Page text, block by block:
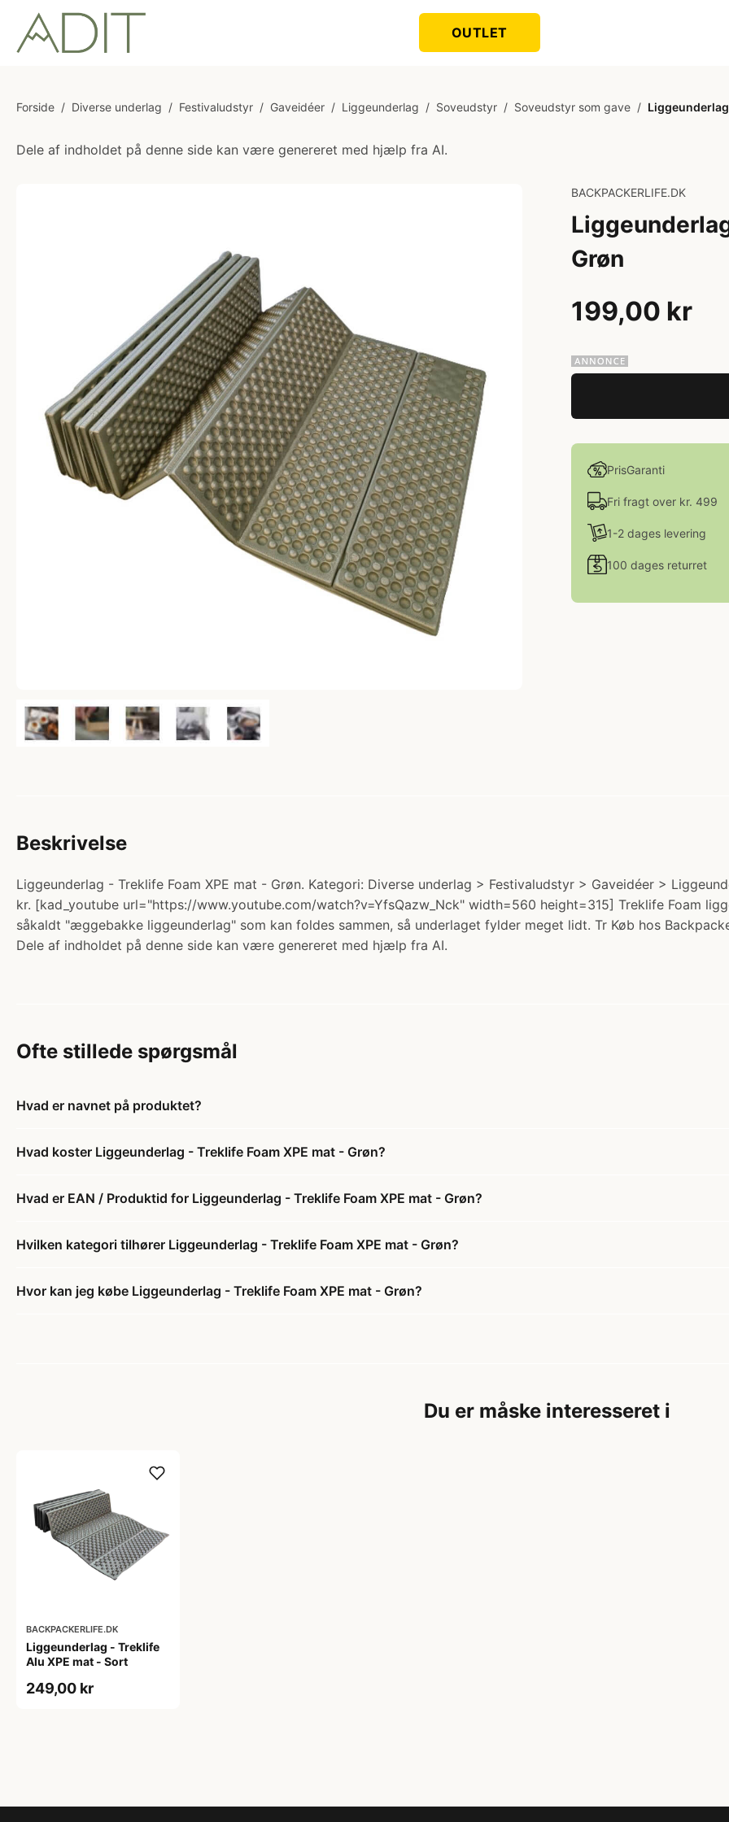
OUTLET
Forside / Diverse underlag / Festivaludstyr / Gaveidéer / Liggeunderlag / Soveudstyr / Soveudstyr som gave /
Dele af indholdet på denne side kan være genereret med hjælp fra AI.
BACKPACKERLIFE.DK
Grøn
199,00 kr
PrisGaranti
Fri fragt over kr. 499
1-2 dages levering
100 dages returret
Beskrivelse
Liggeunderlag - Treklife Foam XPE mat - Grøn. Kategori: Diverse underlag > Festivaludstyr > Gaveidéer >
kr. [kad_youtube url="https://www.youtube.com/watch?v=YfsQazw_Nck" width=560 height=315] Treklife Foam
såkaldt "æggebakke liggeunderlag" som kan foldes sammen, så underlaget fylder meget lidt. Tr Køb hos
Dele af indholdet på denne side kan være genereret med hjælp fra AI.
Ofte stillede spørgsmål
Hvad er navnet på produktet?
Hvad koster Liggeunderlag - Treklife Foam XPE mat - Grøn?
Hvad er EAN / Produktid for Liggeunderlag - Treklife Foam XPE mat - Grøn?
Hvilken kategori tilhører Liggeunderlag - Treklife Foam XPE mat - Grøn?
Hvor kan jeg købe Liggeunderlag - Treklife Foam XPE mat - Grøn?
Du er måske interesseret i
BACKPACKERLIFE.DK
Liggeunderlag - Treklife
Alu XPE mat - Sort
249,00 kr